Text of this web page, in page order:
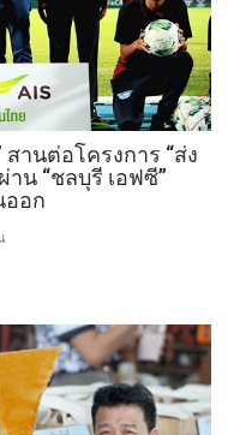
พนักงาน
และ
ผู้
ประกอบ
การ
ร่วม
บริจาค
เกือบ
ช่วย
ป่วย
สานต่อโครงการ “ส่ง
น “ชลบุรี เอฟซี”
ออก
ไทย
คน
ไทย”